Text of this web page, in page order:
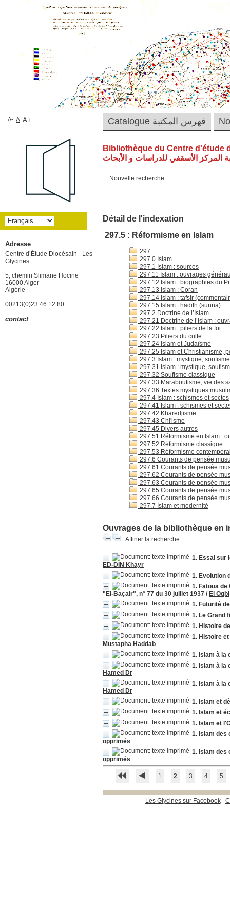
Bibliothèque du Centre d'étude
المركز الأسقفي للدراسات و الأبحاث
Nouvelle recherche
Détail de l'indexation
297.5 : Réformisme en Islam
297
297.0 Islam
297.1 Islam : sources
297.11 Islam : ouvrages
297.12 Islam : biographies du
297.13 Islam : Coran
297.14 Islam : tafsir
297.15 Islam : hadith (sunna)
297.2 Doctrine de l’Islam
297.21 Doctrine de l’Islam :
297.22 Islam : piliers de la foi
297.23 Piliers du culte
297.24 Islam et Judaïsme
297.25 Islam et Christianisme,
297.3 Islam : mystique,
297.31 Islam : mystique,
297.32 Soufisme classique
297.33 Maraboutisme, vie des
297.36 Textes mystiques
297.4 Islam : schismes et sectes
297.41 Islam : schismes et
297.42 Kharedjisme
297.43 Chi'isme
297.45 Divers autres
297.51 Réformisme en Islam :
297.52 Réformisme classique
297.53 Réformisme
297.6 Courants de pensée
297.61 Courants de pensée
297.62 Courants de pensée
297.63 Courants de pensée
297.65 Courants de pensée
297.66 Courants de pensée
297.7 Islam et modernité
Ouvrages de la bibliothèque en
Affiner la recherche
1. Essai sur
ED-DIN Khayr
1. Evolution
1. Fatoua
"El-Baçair", n° 77 du 30 juillet 1937 / El Oqbi
1. Futurité
1. Le Grand
1. Histoire
1. Histoire
Mustapha Haddab
1. Islam à la
1. Islam à la
Hamed Dr
1. Islam à la
Hamed Dr
1. Islam et
1. Islam et
1. Islam et
1. Islam des
opprimés
1. Islam des
opprimés
1 2 3 4 5
Les Glycines sur Facebook
Catalogue فهرس المكتبة A- A A+
Adresse
Centre d’Étude Diocésain - Les
Glycines
5, chemin Slimane Hocine
16000 Alger
Algérie
00213(0)23 46 12 80
contact